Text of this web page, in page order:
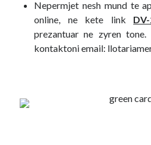
Nepermjet nesh mund te
online, ne kete link
prezantuar ne zyren
kontaktoni email: